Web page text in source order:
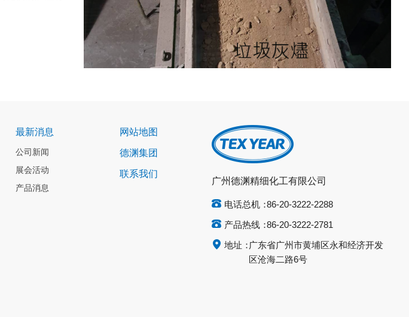
广州德渊精细化工有限公司
电话总机：86-20-3222-2288
产品热线：86-20-3222-2781
地址：广东省广州市黄埔区永和经济开发
区沧海二路6号
最新消息
公司新闻
展会活动
产品消息
网站地图
德渊集团
联系我们